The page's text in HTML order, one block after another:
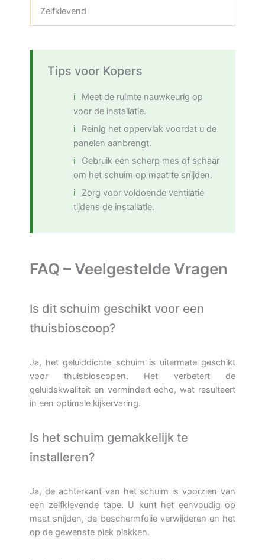
Zelfklevend
Tips voor Kopers
Meet de ruimte nauwkeurig op
voor de installatie.
Reinig het oppervlak voordat u de
panelen aanbrengt.
Gebruik een scherp mes of schaar
om het schuim op maat te snijden.
Zorg voor voldoende ventilatie
tijdens de installatie.
FAQ – Veelgestelde Vragen
Is dit schuim geschikt voor een
thuisbioscoop?
Ja, het geluiddichte schuim is uitermate geschikt
voor thuisbioscopen. Het verbetert de
geluidskwaliteit en vermindert echo, wat resulteert
in een optimale kijkervaring.
Is het schuim gemakkelijk te
installeren?
Ja, de achterkant van het schuim is voorzien van
een zelfklevende tape. U kunt het eenvoudig op
maat snijden, de beschermfolie verwijderen en het
op de gewenste plek plakken.